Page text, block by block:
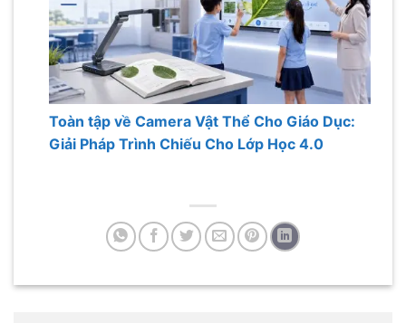
Toàn tập về Camera Vật Thể Cho Giáo Dục:
Giải Pháp Trình Chiếu Cho Lớp Học 4.0